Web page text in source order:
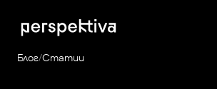
Блог/Статии